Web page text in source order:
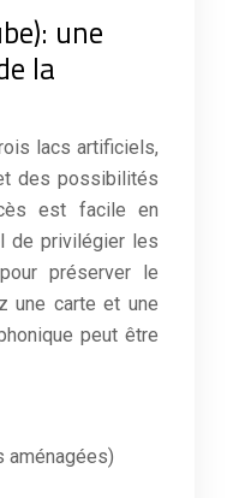
une
la
lacs artificiels,
des possibilités
est facile en
de privilégier les
préserver le
une carte et une
peut être
aménagées)